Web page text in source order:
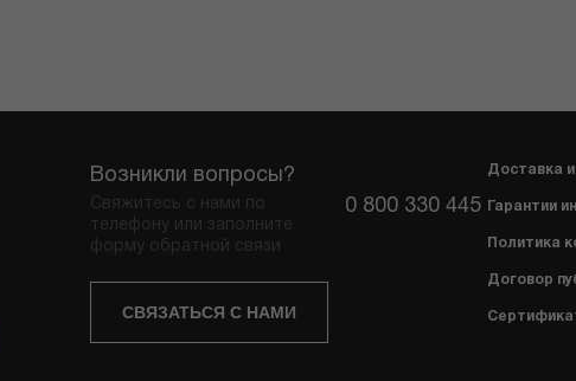
Возникли вопросы?
Свяжитесь с нами по
телефону или заполните
форму обратной связи
0 800 330 445
СВЯЗАТЬСЯ С НАМИ
Доставка
Гарантии
Политика
Договор